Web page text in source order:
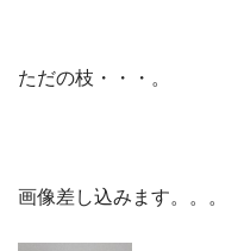
ただの枝・・・。
画像差し込みます。。。